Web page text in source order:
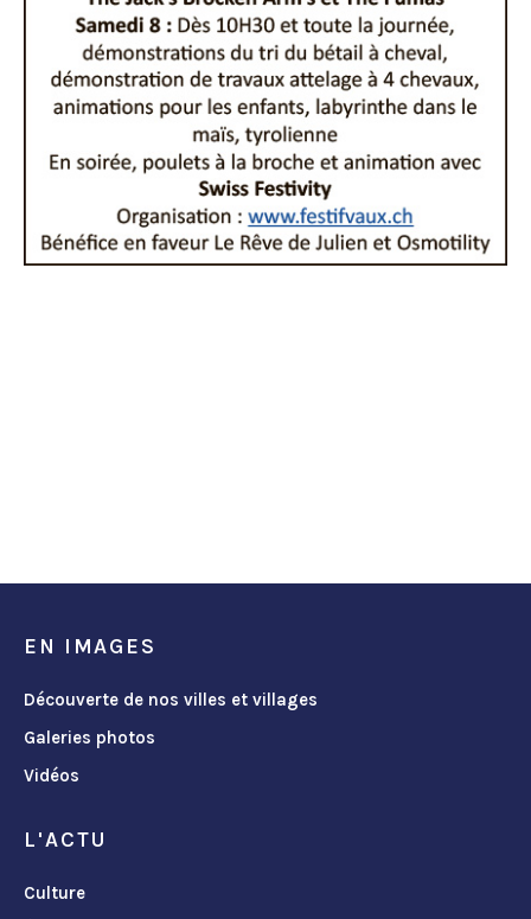
EN IMAGES
Découverte de nos villes et villages
Galeries photos
Vidéos
L'ACTU
Culture